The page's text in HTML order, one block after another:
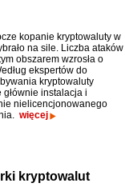
kopanie kryptowaluty w
na sile. Liczba ataków
obszarem wzrosła o
ekspertów do
kryptowaluty
głównie instalacja i
nielicencjonowanego
więcej
kryptowalut